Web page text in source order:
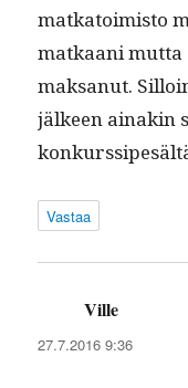
matka­toimis­to
matkaani mut­ta
mak­sanut.
jäl­keen ainakin
Vastaa
Ville
27.7.2016 9:36